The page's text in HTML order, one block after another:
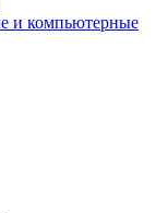
и компьютерные